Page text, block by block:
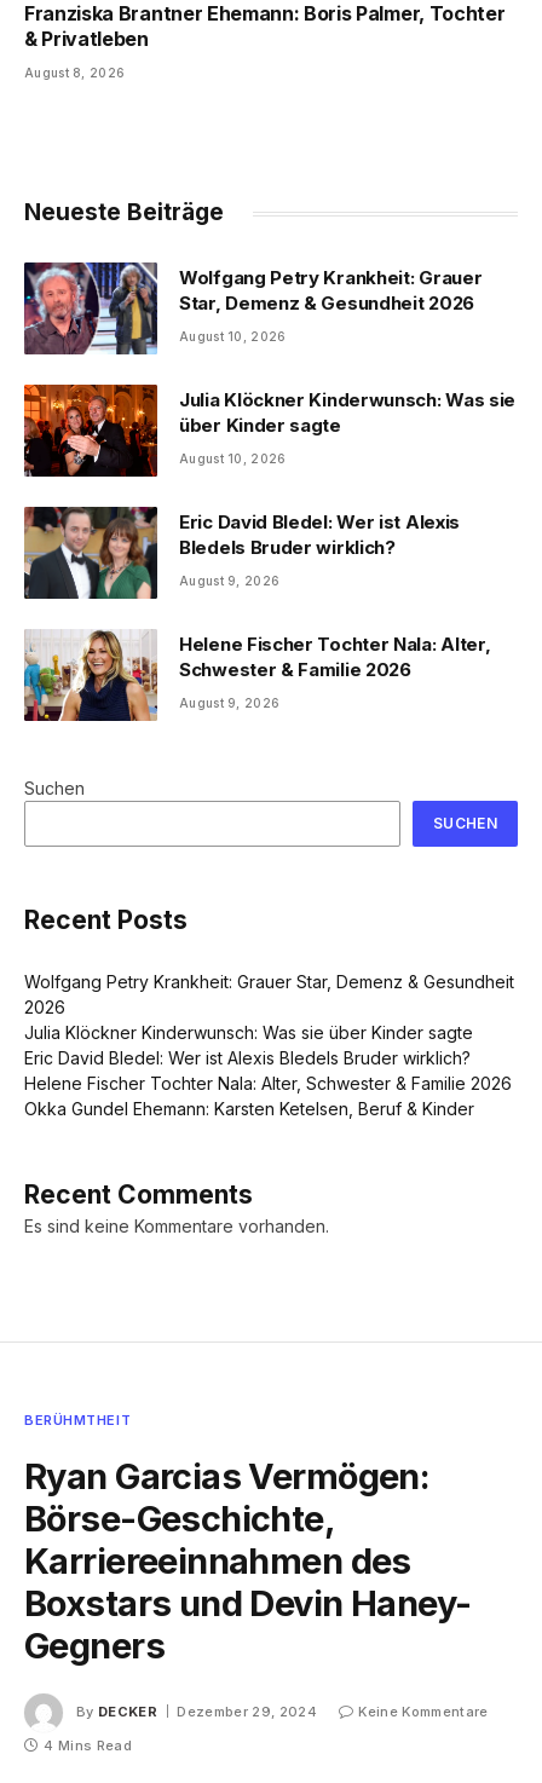
Franziska Brantner Ehemann: Boris Palmer, Tochter
& Privatleben
August 8, 2026
Neueste Beiträge
Wolfgang Petry Krankheit: Grauer
Star, Demenz & Gesundheit 2026
August 10, 2026
Julia Klöckner Kinderwunsch: Was sie
über Kinder sagte
August 10, 2026
Eric David Bledel: Wer ist Alexis
Bledels Bruder wirklich?
August 9, 2026
Helene Fischer Tochter Nala: Alter,
Schwester & Familie 2026
August 9, 2026
Suchen
SUCHEN
Recent Posts
Wolfgang Petry Krankheit: Grauer Star, Demenz & Gesundheit
2026
Julia Klöckner Kinderwunsch: Was sie über Kinder sagte
Eric David Bledel: Wer ist Alexis Bledels Bruder wirklich?
Helene Fischer Tochter Nala: Alter, Schwester & Familie 2026
Okka Gundel Ehemann: Karsten Ketelsen, Beruf & Kinder
Recent Comments
Es sind keine Kommentare vorhanden.
BERÜHMTHEIT
Ryan Garcias Vermögen:
Börse-Geschichte,
Karriereeinnahmen des
Boxstars und Devin Haney-
Gegners
By DECKER Dezember 29, 2024
Keine Kommentare
4 Mins Read